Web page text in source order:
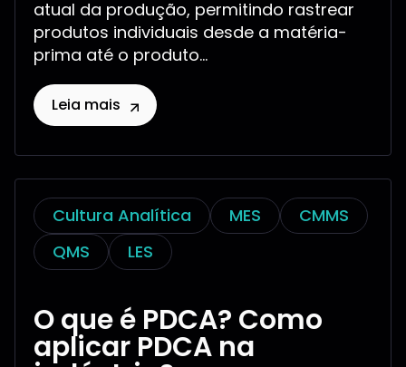
atual da produção, permitindo rastrear
produtos individuais desde a matéria-
prima até o produto...
Leia mais
Cultura Analítica MES
CMMS
QMS
LES
O que é PDCA? Como
aplicar PDCA na